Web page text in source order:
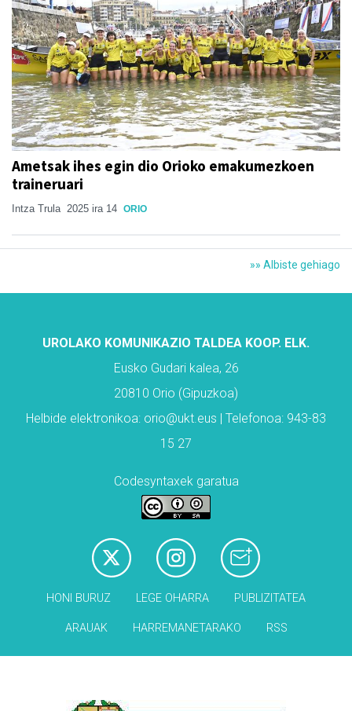
Ametsak ihes egin dio Orioko emakumezkoen
traineruari
Intza Trula 2025 ira 14 ORIO
»» Albiste gehiago
UROLAKO KOMUNIKAZIO TALDEA KOOP. ELK.
Eusko Gudari kalea, 26
20810 Orio (Gipuzkoa)
Helbide elektronikoa: orio@ukt.eus | Telefonoa: 943-83
15 27
Codesyntaxek garatua
HONI BURUZ LEGE OHARRA PUBLIZITATEA
ARAUAK HARREMANETARAKO RSS